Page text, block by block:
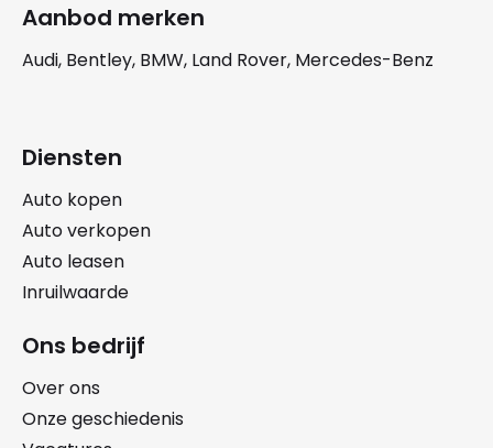
Aanbod merken
Audi, Bentley, BMW, Land Rover, Mercedes-Benz
Diensten
Auto kopen
Auto verkopen
Auto leasen
Inruilwaarde
Ons bedrijf
Over ons
Onze geschiedenis